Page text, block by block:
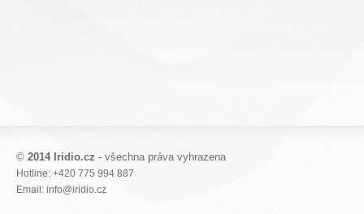
© 2014 Iridio.cz - všechna práva vyhrazena
Hotline: +420 775 994 887
Email: info@iridio.cz